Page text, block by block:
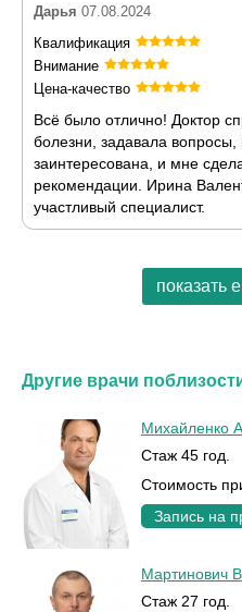
Дарья 07.08.2024
Квалификация
Внимание
Цена-качество
Всё было отлично! Доктор
болезни, задавала
заинтересована, и мне
рекомендации. Ирина
участливый специалист.
показать
Другие врачи
Михайленко
Стаж 45 год.
Стоимость
Запись на
Мартинович
Стаж 27 год.